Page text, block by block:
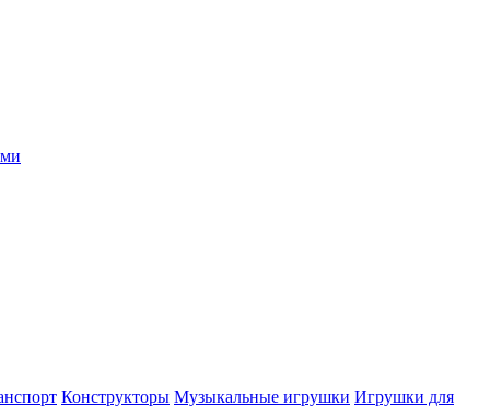
Конструкторы Музыкальные игрушки Игрушки для